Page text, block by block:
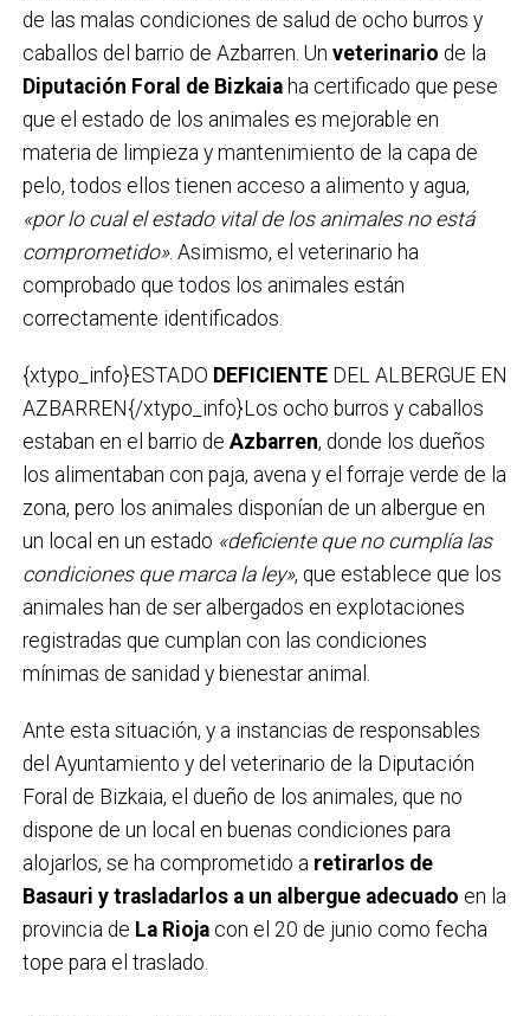
de las malas condiciones de salud de ocho burros y
caballos del barrio de Azbarren. Un veterinario de la
Diputación Foral de Bizkaiaha certificado que pese
que el estado de los animales es mejorable en
materia de limpieza y mantenimiento de la capa de
pelo, todos ellos tienen acceso a alimento y agua,
«por lo cual el estado vital de los animales no está
comprometido». Asimismo, el veterinario ha
comprobado que todos los animales están
correctamente identificados.
{xtypo_info}ESTADO DEFICIENTEDEL ALBERGUE EN
AZBARREN{/xtypo_info}Los ocho burros y caballos
estaban en el barrio de Azbarren, donde los dueños
los alimentaban con paja, avena y el forraje verde de la
zona, pero los animales disponían de un albergue en
un local en un estado «deficiente que no cumplía las
condiciones que marca la ley», que establece que los
animales han de ser albergados en explotaciones
registradas que cumplan con las condiciones
mínimas de sanidad y bienestar animal.
Ante esta situación, y a instancias de responsables
del Ayuntamiento y del veterinario de la Diputación
Foral de Bizkaia, el dueño de los animales, que no
dispone de un local en buenas condiciones para
alojarlos, se ha comprometido a retirarlos de
Basauri y trasladarlos a un albergue adecuado en la
provincia de La Riojacon el 20 de junio como fecha
tope para el traslado.